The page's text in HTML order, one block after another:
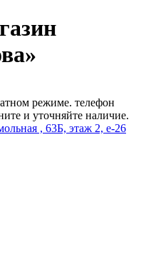
режиме. телефон
и уточняйте наличие.
, 63Б, этаж 2, е-26